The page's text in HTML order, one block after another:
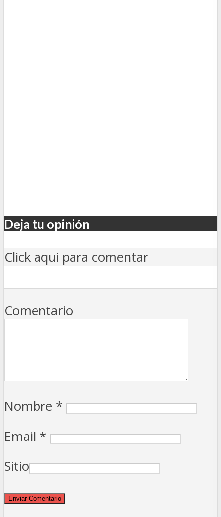
Deja tu opinión
Click aqui para comentar
Comentario
Nombre *
Email *
Sitio